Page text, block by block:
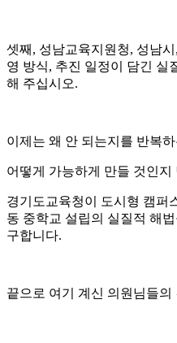
셋째, 성남교육지원청, 성남
영 방식, 추진 일정이 담긴 실
해 주십시오.
이제는 왜 안 되는지를 반복
어떻게 가능하게 만들 것인
경기도교육청이 도시형 캠퍼
동 중학교 설립의 실질적 해
구합니다.
끝으로 여기 계신 의원님들의